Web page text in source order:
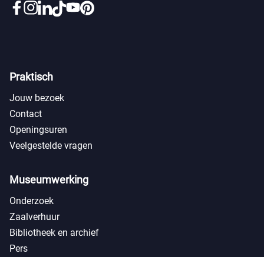
Praktisch
Jouw bezoek
Contact
Openingsuren
Veelgestelde vragen
Museumwerking
Onderzoek
Zaalverhuur
Bibliotheek en archief
Pers